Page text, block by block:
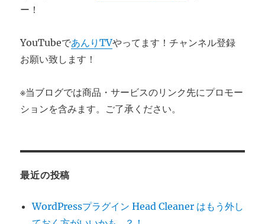
ー！
YouTubeであんりTVやってます！チャンネル登録
お願い致します！
※当ブログでは商品・サービスのリンク先にプロモー
ションを含みます。ご了承ください。
最近の投稿
WordPressプラグイン Head Cleaner はもう外し